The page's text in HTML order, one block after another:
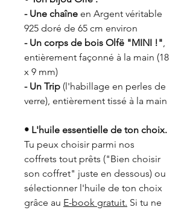
- Une chaîne en Argent véritable
925 doré de 65 cm environ
- Un corps de bois Olfë "MINI !"
entièrement façonné à la main (18
x 9 mm)
- Un Trip (l'habillage en perles de
verre), entièrement tissé à la main
• L'huile essentielle de ton choix.
Tu peux choisir parmi nos
coffrets tout prêts ("Bien choisir
son coffret" juste en dessous) ou
sélectionner l'huile de ton choix
grâce au E-book gratuit. Si tu ne